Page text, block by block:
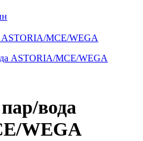
ASTORIA/MCE/WEGA
вода
WEGA